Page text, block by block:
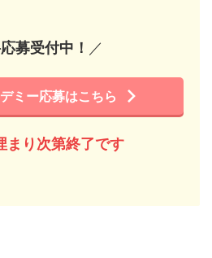
募受付中！ ／
ミー応募はこちら
まり次第終了です